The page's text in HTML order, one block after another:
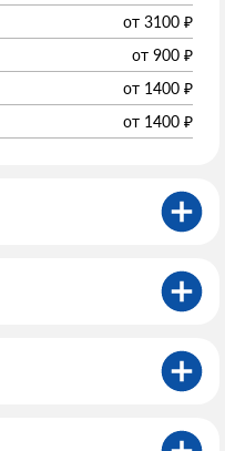
от 3100 ₽
от 900 ₽
от 1400 ₽
от 1400 ₽